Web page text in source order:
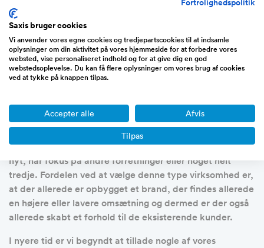
Transport & Logistik
Energi & Cleantech
Køb af eksisterende virksomhed eller køb en
færdig- og køreklar webshop
Som tidligere skrevet, så sættes der mange forskellige
typer af forretninger til salg på vores salgsportal. Langt
de fleste virksomheder er veldrevne virksomheder, der
er blevet sat til salg, fordi at ejerne gerne vil prøve noget
nyt, har fokus på andre forretninger eller noget helt
tredje. Fordelen ved at vælge denne type virksomhed er,
at der allerede er opbygget et brand, der findes allerede
en højere eller lavere omsætning og dermed er der også
allerede skabt et forhold til de eksisterende kunder.
I nyere tid er vi begyndt at tillade nogle af vores
Saxis bruger cookies
Vi anvender vores egne cookies og tredjepartscookies til at indsamle
oplysninger om din aktivitet på vores hjemmeside for at forbedre vores
websted, vise personaliseret indhold og for at give dig en god
webstedsoplevelse. Du kan få flere oplysninger om vores brug af cookies
ved at tykke på knappen tilpas.
Accepter alle Afvis
Tilpas